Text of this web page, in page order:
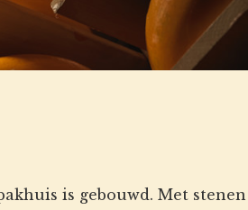
is gebouwd. Met